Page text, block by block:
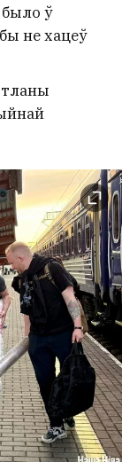
было ў
не хацеў